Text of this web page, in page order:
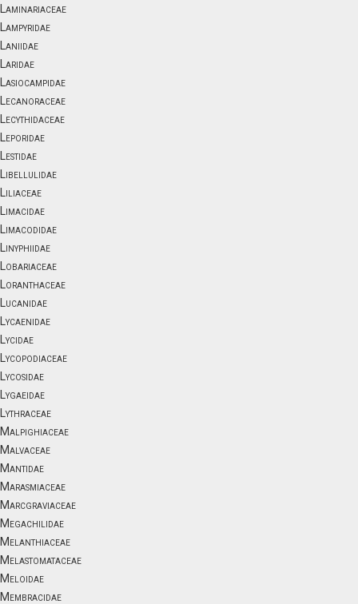
Laminariaceae
Lampyridae
Laniidae
Laridae
Lasiocampidae
Lecanoraceae
Lecythidaceae
Leporidae
Lestidae
Libellulidae
Liliaceae
Limacidae
Limacodidae
Linyphiidae
Lobariaceae
Loranthaceae
Lucanidae
Lycaenidae
Lycidae
Lycopodiaceae
Lycosidae
Lygaeidae
Lythraceae
Malpighiaceae
Malvaceae
Mantidae
Marasmiaceae
Marcgraviaceae
Megachilidae
Melanthiaceae
Melastomataceae
Meloidae
Membracidae